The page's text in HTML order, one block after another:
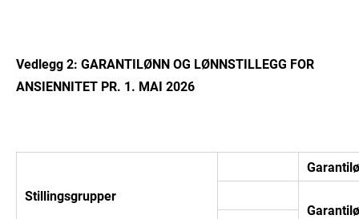
Vedlegg 2: GARANTILØNN OG LØNNSTILLEGG FOR
ANSIENNITET PR. 1. MAI 2026
Stillingsgrupper